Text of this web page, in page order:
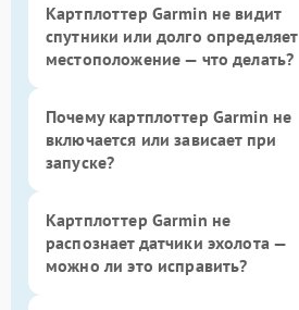
Картплоттер Garmin не видит
спутники или долго определяет
местоположение — что делать?
Почему картплоттер Garmin не
включается или зависает при
запуске?
Картплоттер Garmin не
распознает датчики эхолота —
можно ли это исправить?